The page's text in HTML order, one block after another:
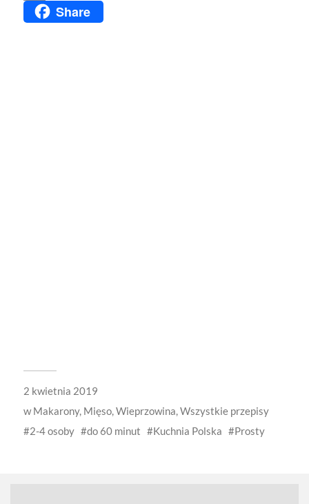
Email Share
2 kwietnia 2019
wMakarony, Mięso,Wieprzowina,Wszystkie przepisy
2-4 osoby
do 60 minut Kuchnia Polska Prosty